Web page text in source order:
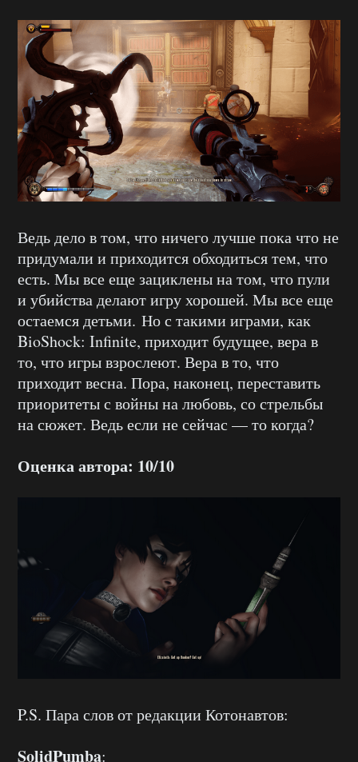
Ведь дело в том, что ничего лучше пока что не
придумали и приходится обходиться тем, что
есть. Мы все еще зациклены на том, что пули
и убийства делают игру хорошей. Мы все еще
остаемся детьми. Но с такими играми, как
BioShock: Infinite, приходит будущее, вера в
то, что игры взрослеют. Вера в то, что
приходит весна. Пора, наконец, переставить
приоритеты с войны на любовь, со стрельбы
на сюжет. Ведь если не сейчас — то когда?
Оценка автора: 10/10
P.S. Пара слов от редакции Котонавтов:
SolidPumba: